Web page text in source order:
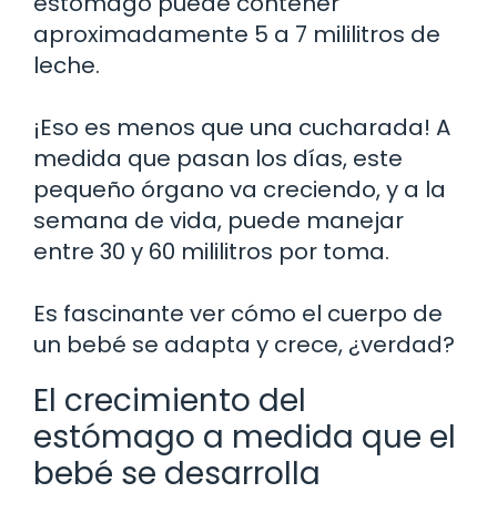
aproximadamente 5 a 7 mililitros de
leche.
¡Eso es menos que una cucharada! A
medida que pasan los días, este
pequeño órgano va creciendo, y a la
semana de vida, puede manejar
entre 30 y 60 mililitros por toma.
Es fascinante ver cómo el cuerpo de
un bebé se adapta y crece, ¿verdad?
El crecimiento del
estómago a medida que el
bebé se desarrolla